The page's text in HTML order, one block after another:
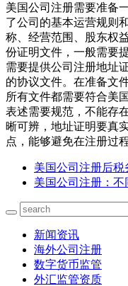
美国公司注册需要准备
了公司的基本运营规则
称、经营范围、股东权
份证明文件，一般需要
需要提供公司注册地址
的协议文件。在准备文
所有文件都需要符合美
表述需要规范，不能存
晰可辨，地址证明要真
点，能够避免在注册过
美国公司注册后税
美国公司注册：
新闻资讯
海外公司注册
数字货币监管
外汇监管资质